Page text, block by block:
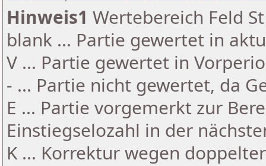
Hinweis1 Wertebereich Feld
blank ... Partie gewertet in
V ... Partie gewertet in
- ... Partie nicht gewertet, da
E ... Partie vorgemerkt zur
Einstiegselozahl in der
K ... Korrektur wegen